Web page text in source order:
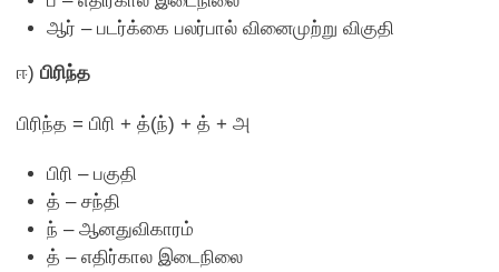
ஆர் – படர்க்கை பலர்பால் வினைமுற்று விகுதி
ஈ) பிரிந்த
பிரிந்த = பிரி + த்(ந்) + த் + அ
பிரி – பகுதி
த் – சந்தி
ந் – ஆனதுவிகாரம்
த் – எதிர்கால இடைநிலை